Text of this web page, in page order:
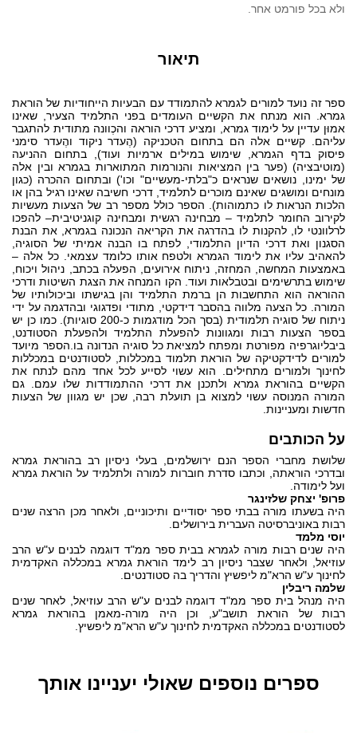
ולא בכל פורמט אחר.
תיאור
ספר זה נועד למורים לגמרא להתמודד עם הבעיות הייחודיות של הוראת
גמרא. הוא מנתח את הקשיים העומדים בפני התלמיד הצעיר, שאינו
אמוּן עדיין על לימוד גמרא, ומציע דרכי הוראה והכְוונה מתודית להתגבר
עליהם. קשיים אלה הם בתחום הטכניקה (הֶעדר ניקוד והֶעדר סימני
פיסוק בדף הגמרא, שימוש במילים ארמיות ועוד), בתחום ההניעה
(מוטיבציה) (פער בין המציאות והנורמות המתוארות בגמרא ובין אלה
של ימינו, נושאים שנראים כ"בלתי-מעשיים" וכו') ובתחום ההכרה (כגון
מונחים ומושגים שאינם מוכרים לתלמיד, דרכי חשיבה שאינו רגיל בהן או
הלכות הנראות לו כתמוהות). הספר כולל מספר רב של הצעות מעשיות
לקירוב החומר לתלמיד – מבחינה רגשית ומבחינה קוגניטיבית– להפכו
לרלוונטי לו, להקנות לו בהדרגה את הקריאה הנכונה בגמרא, את הבנת
הסגנון ואת דרכי הדיון התלמודי, לפתח בו הבנה אמיתי של הסוגיה,
להאהיב עליו את לימוד הגמרא ולטפח אותו כלומד עצמאי. כל אלה –
באמצעות המחשה, המחזה, ניתוח אירועים, הפעלה בכתב, ניהול ויכוח,
שימוש בתרשימים ובטבלאות ועוד. הקו המנחה את הצגת השיטות ודרכי
ההוראה הוא התחשבות הן ברמת התלמיד והן בגישתו וביכולותיו של
המורה. כל הצעה מלווה בהסבר דידקטי, מתודי ופדגוגי ובהדגמה על ידי
ניתוח של סוגיה תלמודית (בסך הכל מודגמות כ-200 סוגיות). כמו כן יש
בספר הצעות רבות ומגוונות להפעלת התלמיד ולהפעלת הסטודנט,
ביבליוגרפיה מפורטת ומפתח למציאת כל סוגיה הנדונה בו.הספר מיועד
למורים לדידקטיקה של הוראת תלמוד במכללות, לסטודנטים במכללות
לחינוך ולמורים מתחילים. הוא עשוי לסייע לכל אחד מהם לנתח את
הקשיים בהוראת גמרא ולתכנן את דרכי ההתמודדות שלו עמם. גם
המורה המנוסה עשוי למצוא בן תועלת רבה, שכן יש מגוון של הצעות
חדשות ומעניינות.
על הכותבים
שלושת מחברי הספר הנם ירושלמים, בעלי ניסיון רב בהוראת גמרא
ובדרכי הוראתה, וכתבו סדרת חוברות למורה ולתלמיד על הוראת גמרא
ועל לימודה.
פרופ' יצחק שלזינגר
היה בשעתו מורה בבתי ספר יסודיים ותיכוניים, ולאחר מכן הרצה שנים
רבות באוניברסיטה העברית בירושלים.
יוסי מלמד
היה שנים רבות מורה לגמרא בבית ספר ממ"ד דוגמה לבנים ע"ש הרב
עוזיאל, ולאחר שצבר ניסיון רב לימד הוראת גמרא במכללה האקדמית
לחינוך ע"ש הרא"מ ליפשיץ והדריך בה סטודנטים.
שלמה ריבלין
היה מנהל בית ספר ממ"ד דוגמה לבנים ע"ש הרב עוזיאל, לאחר שנים
רבות של הוראת תושב"ע, וכן היה מורה-מאמן בהוראת גמרא
לסטודנטים במכללה האקדמית לחינוך ע"ש הרא"מ ליפשיץ.
ספרים נוספים שאולי יעניינו אותך